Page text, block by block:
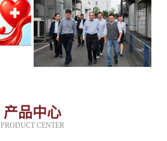
产品中心
PRODUCT CENTER